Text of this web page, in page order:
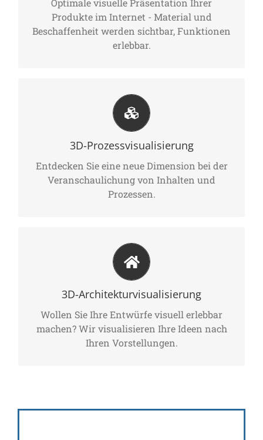
Optimale visuelle Präsentation Ihrer
Produkte im Internet - Material und
Beschaffenheit werden sichtbar, Funktionen
erlebbar.
Möglichkeiten der Echtzeit Simulation für die
Information Ihrer Kunden und Mitarbeiter.
3D-Prozessvisualisierung
Entdecken Sie eine neue Dimension bei der
Veranschaulichung von Inhalten und
Prozessen.
Veranschaulichen Sie Ihre Geschäftsprozesse
mit Echtzeit-Visualisierung. Demonstrieren
Sie komplexe technische Abläufe und
Prozesse durch leicht verständliche 3D-
Simulationen.
3D-Architekturvisualisierung
Wollen Sie Ihre Entwürfe visuell erlebbar
machen? Wir visualisieren Ihre Ideen nach
Ihren Vorstellungen.
Wollen Sie Ihre Immobilie besser vermarkten,
Ihr Bauvorhaben virtuell begehen und neue
Kunden und Bauherren überzeugen und
begeistern? Dann ist unser Angebot genau
das Richtige für Sie!